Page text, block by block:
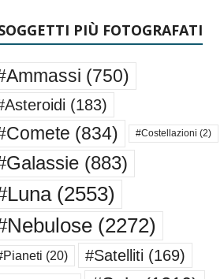
PIÙ FOTOGRAFATI
(750)
(183)
(834) #Costellazioni (2)
(883)
(2553)
(2272)
(20) #Satelliti (169)